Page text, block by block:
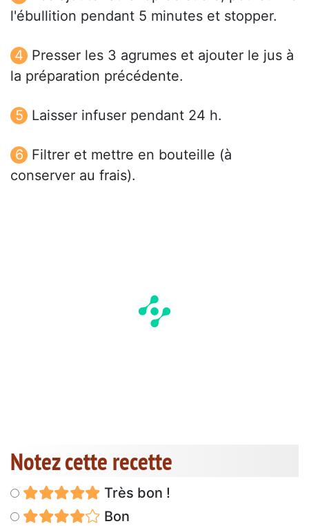
l'ébullition pendant 5 minutes et stopper.
Presser les 3 agrumes et ajouter le jus à
la préparation précédente.
Laisser infuser pendant 24 h.
Filtrer et mettre en bouteille (à
conserver au frais).
Notez cette recette
Très bon !
Bon